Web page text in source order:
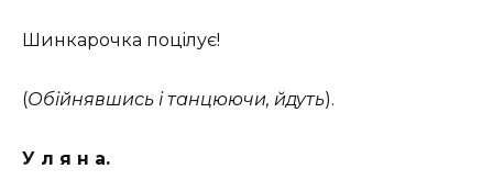
Шинкарочка поцiлує!
(Обійнявшись і танцюючи, йдуть).
У л я н а.